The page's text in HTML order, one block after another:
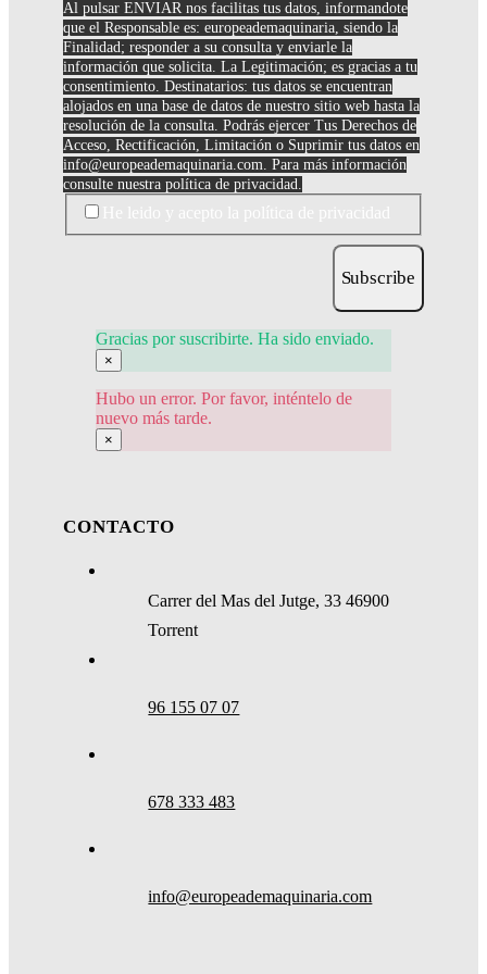
Al pulsar ENVIAR nos facilitas tus datos, informandote
que el Responsable es: europeademaquinaria, siendo la
Finalidad; responder a su consulta y enviarle la
información que solicita. La Legitimación; es gracias a tu
consentimiento. Destinatarios: tus datos se encuentran
alojados en una base de datos de nuestro sitio web hasta la
resolución de la consulta. Podrás ejercer Tus Derechos de
Acceso, Rectificación, Limitación o Suprimir tus datos en
info@europeademaquinaria.com . Para más información
consulte nuestra política de privacidad.
Subscribe
Gracias por suscribirte. Ha sido enviado.
×
Hubo un error. Por favor, inténtelo de
nuevo más tarde.
×
CONTACTO
Carrer del Mas del Jutge, 33 46900
Torrent
96 155 07 07
678 333 483
info@europeademaquinaria.com